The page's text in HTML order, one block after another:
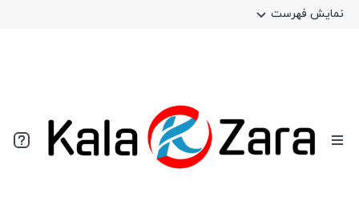
نمایش فهرست